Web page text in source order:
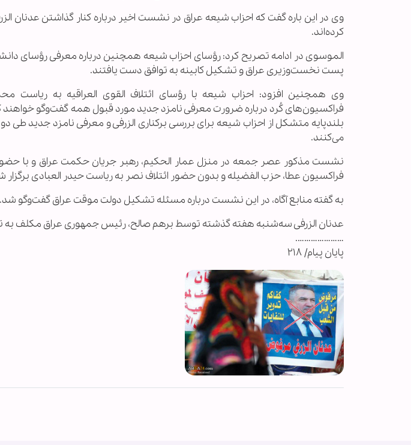
وی در این باره گفت که احزاب شیعه عراق در نشست اخیر درباره کنار گذاشتن عدنان
کرده‌اند.
الموسوی در ادامه تصریح کرد: رؤسای احزاب شیعه همچنین درباره معرفی رؤسای
پست نخست‌وزیری عراق و تشکیل کابینه به توافق دست یافتند.
وی همچنین افزود: احزاب شیعه با رؤسای ائتلاف القوی العراقیه به ریاست
فراکسیون‌های کُرد درباره ضرورت معرفی نامزد جدید مورد قبول همه گفت‌وگو
بلندپایه متشکل از احزاب شیعه برای بررسی برکناری الزرفی و معرفی نامزد جدید طی دو
می‌کنند.
نشست مذکور عصر جمعه در منزل عمار الحکیم، رهبر جریان حکمت عراق و با حضور
فراکسیون عطا، حزب الفضیله و بدون حضور ائتلاف نصر به ریاست حیدر العبادی برگزار
به گفته منابع آگاه، در این نشست درباره مسئله تشکیل دولت موقت عراق گفت‌وگو شد.
عدنان الزرفی سه‌شنبه هفته گذشته توسط برهم صالح، رئیس جمهوری عراق مکلف
………………….
پایان پیام/ ۲۱۸